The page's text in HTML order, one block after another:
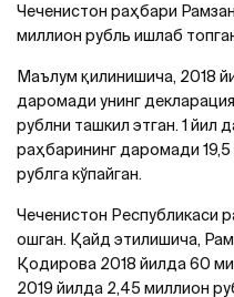
Чеченистон раҳбари
миллион рубль ишлаб
Маълум қилинишича, 2018
даромади унинг
рублни ташкил этган. 1 йил
раҳбарининг даромади
рублга кўпайган.
Чеченистон Республикаси
ошган. Қайд этилишича,
Қодирова 2018 йилда 60
2019 йилда 2,45 миллион